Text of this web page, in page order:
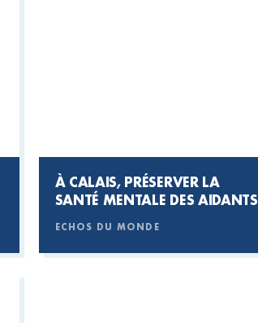
À CALAIS, PRÉSERVER LA
SANTÉ MENTALE DES AIDANTS
ECHOS DU MONDE